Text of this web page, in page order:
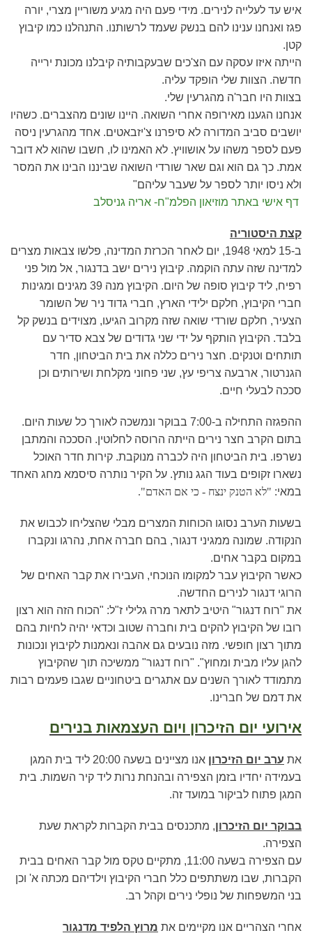
איש עד לעלייה לנירים. מידי פעם היה מגיע משוריין מצרי, יורה
פגז ואנחנו ענינו להם בנשק שעמד לרשותנו. התנהלנו כמו קיבוץ
קטן.
הייתה איזו עסקה עם הצ'כים שבעקבותיה קיבלנו מכונת ירייה
חדשה. הצוות שלי הופקד עליה.
בצוות היו חבר'ה מהגרעין שלי.
אנחנו הגענו מאירופה אחרי השואה. היינו שונים מהצברים. כשהיו
יושבים סביב המדורה לא סיפרנו צ'יזבאטים. אחד מהגרעין ניסה
פעם לספר משהו על אושוויץ. לא האמינו לו, חשבו שהוא לא דובר
אמת. כך גם הוא וגם שאר שורדי השואה שביננו הבינו את המסר
ולא ניסו יותר לספר על שעבר עליהם"
דף אישי באתר מוזיאון הפלמ"ח- אריה גניסלב
קצת היסטוריה
ב-15 למאי 1948, יום לאחר הכרזת המדינה, פלשו צבאות מצרים
למדינה שזה עתה הוקמה. קיבוץ נירים ישב בדנגור, אל מול פני
רפיח, ליד קיבוץ סופה של היום. הקיבוץ מנה 39 מגינים ומגינות
חברי הקיבוץ, חלקם ילידי הארץ, חברי גדוד ניר של השומר
הצעיר, חלקם שורדי שואה שזה מקרוב הגיעו, מצוידים בנשק קל
בלבד. הקיבוץ הותקף על ידי שני גדודים של צבא סדיר עם
תותחים וטנקים. חצר נירים כללה את בית הביטחון, חדר
הגנרטור, ארבעה צריפי עץ, שני פחוני מקלחת ושירותים וכן
סככה לבעלי חיים.
ההפגזה התחילה ב-7:00 בבוקר ונמשכה לאורך כל שעות היום.
בתום הקרב חצר נירים הייתה הרוסה לחלוטין. הסככה והמתבן
נשרפו. בית הביטחון היה לכברה מנוקבת. קירות חדר האוכל
נשארו זקופים בעוד הגג נותץ. על הקיר נותרה סיסמא מחג האחד
במאי: "לא הטנק ינצח - כי אם האדם".
בשעות הערב נסוגו הכוחות המצרים מבלי שהצליחו לכבוש את
הנקודה. שמונה ממגיני דנגור, בהם חברה אחת, נהרגו ונקברו
במקום בקבר אחים.
כאשר הקיבוץ עבר למקומו הנוכחי, העבירו את קבר האחים של
הרוגי דנגור לנירים החדשה.
את "רוח דנגור" היטיב לתאר מרה גלילי ז"ל: "הכוח הזה הוא רצון
רובו של הקיבוץ להקים בית וחברה שטוב וכדאי יהיה לחיות בהם
מתוך רצון חופשי. מזה נובעים גם אהבה ונאמנות לקיבוץ ונכונות
להגן עליו מבית ומחוץ". "רוח דנגור" ממשיכה תוך שהקיבוץ
מתמודד לאורך השנים עם אתגרים ביטחוניים שגבו פעמים רבות
את דמם של חברינו.
אירועי יום הזיכרון ויום העצמאות בנירים
את ערב יום הזיכרון
אנו מציינים בשעה 20:00 ליד בית המגן
בעמידה יחדיו בזמן הצפירה ובהנחת נרות ליד קיר השמות. בית
המגן פתוח לביקור במועד זה.
בבוקר יום הזיכרון, מתכנסים בבית הקברות לקראת שעת
הצפירה.
עם הצפירה בשעה 11:00, מתקיים טקס מול קבר האחים בבית
הקברות, שבו משתתפים כלל חברי הקיבוץ וילדיהם מכתה א' וכן
בני המשפחות של נופלי נירים וקהל רב.
אחרי הצהריים אנו מקיימים את מרוץ הלפיד מדנגור